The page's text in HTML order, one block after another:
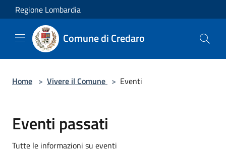
Salta al contenuto principale
Regione Lombardia
Comune di Credaro
Home > Vivere il Comune > Eventi
Eventi passati
Tutte le informazioni su eventi